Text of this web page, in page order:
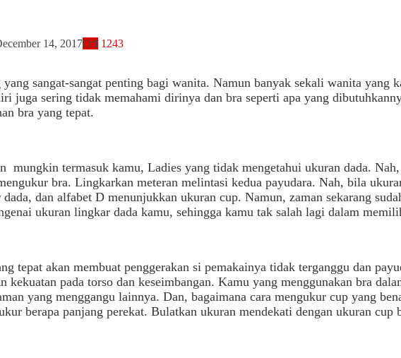
14, 2017Off1243
yang sangat-sangat penting bagi wanita. Namun banyak sekali wanita
juga sering tidak memahami dirinya dan bra seperti apa yang
bra yang tepat.
mungkin termasuk kamu, Ladies yang tidak mengetahui ukuran dada.
bra. Lingkarkan meteran melintasi kedua payudara. Nah, bila
dan alfabet D menunjukkan ukuran cup. Namun, zaman sekarang
ukuran lingkar dada kamu, sehingga kamu tak salah lagi dalam
tepat akan membuat penggerakan si pemakainya tidak terganggu dan
kekuatan pada torso dan keseimbangan. Kamu yang menggunakan bra
yang menggangu lainnya. Dan, bagaimana cara mengukur cup yang
berapa panjang perekat. Bulatkan ukuran mendekati dengan ukuran cup